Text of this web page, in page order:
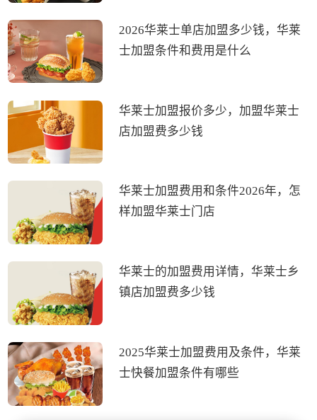
2026华莱士单店加盟多少钱，华莱
士加盟条件和费用是什么
华莱士加盟报价多少，加盟华莱士
店加盟费多少钱
华莱士加盟费用和条件2026年，怎
样加盟华莱士门店
华莱士的加盟费用详情，华莱士乡
镇店加盟费多少钱
2025华莱士加盟费用及条件，华莱
士快餐加盟条件有哪些